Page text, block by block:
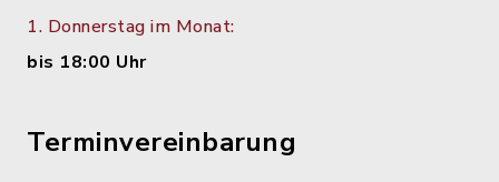
1. Donnerstag im Monat:
bis 18:00 Uhr
Terminvereinbarung